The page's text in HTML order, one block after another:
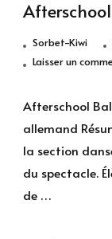
Sorbet-Kiwi
Laisser un
Afterschool
allemand
la section
du spectacle.
de …